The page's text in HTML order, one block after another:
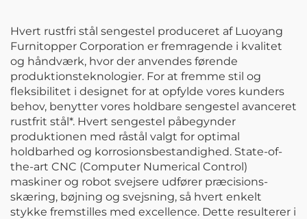
værksted
Hvert rustfri stål sengestel produceret af Luoyang
Furnitopper Corporation er fremragende i kvalitet
og håndværk, hvor der anvendes førende
produktionsteknologier. For at fremme stil og
fleksibilitet i designet for at opfylde vores kunders
behov, benytter vores holdbare sengestel avanceret
rustfrit stål*. Hvert sengestel påbegynder
produktionen med råstål valgt for optimal
holdbarhed og korrosionsbestandighed. State-of-
the-art CNC (Computer Numerical Control)
maskiner og robot svejsere udfører præcisions-
skæring, bøjning og svejsning, så hvert enkelt
stykke fremstilles med excellence. Dette resulterer i